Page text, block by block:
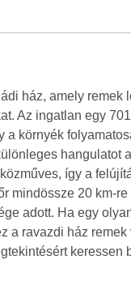
ház, amely remek
Az ingatlan egy
a környék
hangulatot
így a
mindössze 20 km-
adott. Ha egy
a ravazdi ház remek
keressen